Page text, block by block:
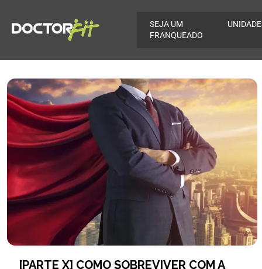
SEJA UM
FRANQUEADO
[PARTE X] COMO SOBREVIVER COM A